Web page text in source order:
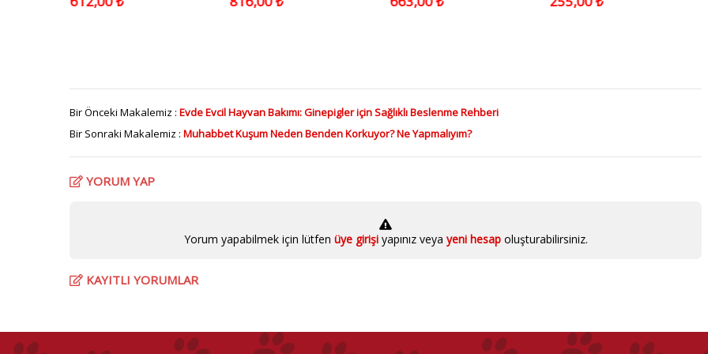
Bir Önceki Makalemiz : Evde Evcil Hayvan Bakımı: Ginepigler için Sağlıklı Beslenme Rehberi
Bir Sonraki Makalemiz : Muhabbet Kuşum Neden Benden Korkuyor? Ne Yapmalıyım?
YORUM YAP
Yorum yapabilmek için lütfen üye girişi yapınız veya yeni hesapoluşturabilirsiniz.
KAYITLI YORUMLAR